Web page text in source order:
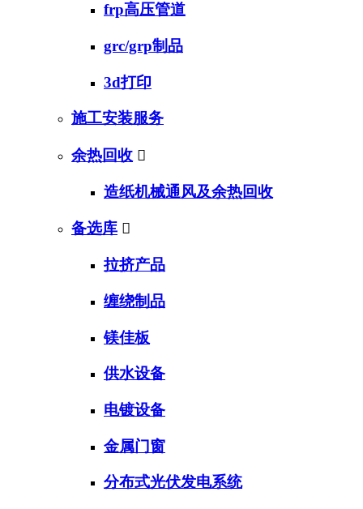
frp高压管道
grc/grp制品
3d打印
施工安装服务
余热回收 
造纸机械通风及余热回收
备选库 
拉挤产品
缠绕制品
镁佳板
供水设备
电镀设备
金属门窗
分布式光伏发电系统